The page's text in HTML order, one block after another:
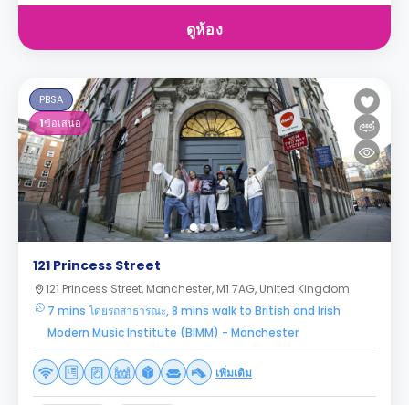
ดูห้อง
PBSA
1ข้อเสนอ
121 Princess Street
121 Princess Street, Manchester, M1 7AG, United Kingdom
7 mins โดยรถสาธารณะ, 8 mins walk to British and Irish
Modern Music Institute (BIMM) - Manchester
เพิ่มเติม